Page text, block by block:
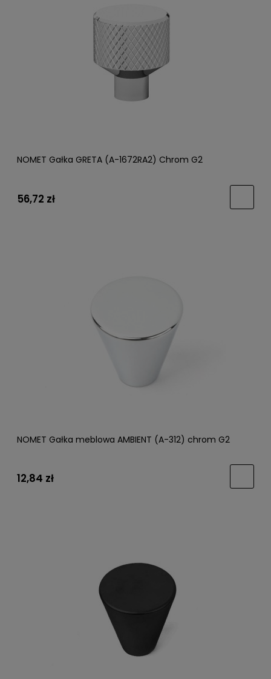
NOMET Gałka GRETA (A-1672RA2) Chrom G2
56,72 zł
NOMET Gałka meblowa AMBIENT (A-312) chrom G2
12,84 zł